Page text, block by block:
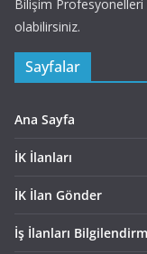
Bilişim
olabilirsiniz.
Sayfalar
Ana Sayfa
İK İlanları
İK İlan Gönder
İş İlanları